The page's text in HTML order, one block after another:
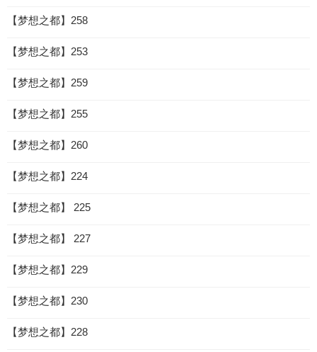
【梦想之都】258
【梦想之都】253
【梦想之都】259
【梦想之都】255
【梦想之都】260
【梦想之都】224
【梦想之都】 225
【梦想之都】 227
【梦想之都】229
【梦想之都】230
【梦想之都】228